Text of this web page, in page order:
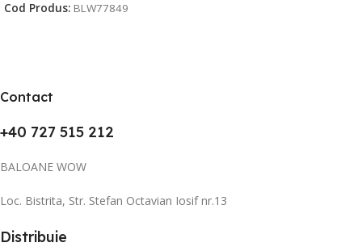
Cod Produs: BLW77849
Contact
+40 727 515 212
BALOANE WOW
Loc. Bistrita, Str. Stefan Octavian Iosif nr.13
Distribuie